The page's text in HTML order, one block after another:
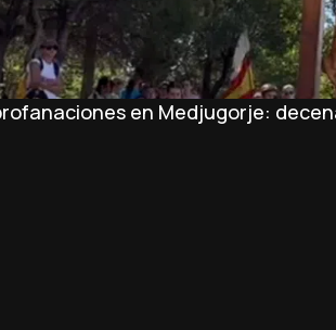
en Medjugorje: